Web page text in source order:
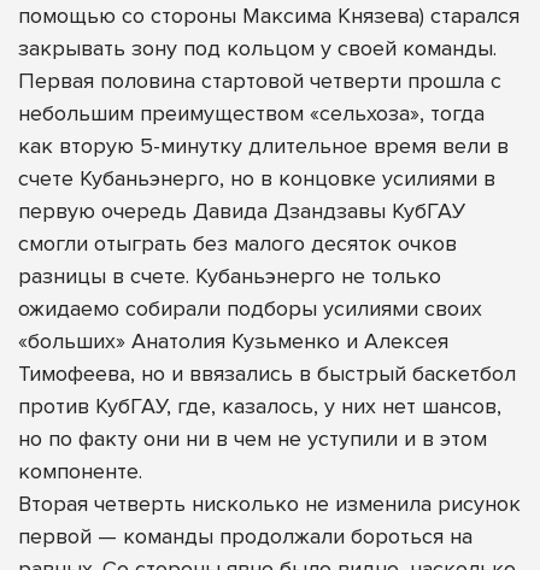
помощью со стороны Максима Князева) старался
закрывать зону под кольцом у своей команды.
Первая половина стартовой четверти прошла с
небольшим преимуществом «сельхоза», тогда
как вторую 5-минутку длительное время вели в
счете Кубаньэнерго, но в концовке усилиями в
первую очередь Давида Дзандзавы КубГАУ
смогли отыграть без малого десяток очков
разницы в счете. Кубаньэнерго не только
ожидаемо собирали подборы усилиями своих
«больших» Анатолия Кузьменко и Алексея
Тимофеева, но и ввязались в быстрый баскетбол
против КубГАУ, где, казалось, у них нет шансов,
но по факту они ни в чем не уступили и в этом
компоненте.
Вторая четверть нисколько не изменила рисунок
первой — команды продолжали бороться на